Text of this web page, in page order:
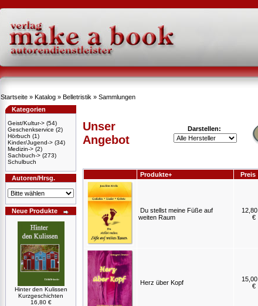
Startseite » Katalog » Belletristik » Sammlungen
Kategorien
Geist/Kultur-> (54)
Geschenkservice (2)
Hörbuch (1)
Kinder/Jugend-> (34)
Medizin-> (2)
Sachbuch-> (273)
Schulbuch
Autoren/Hrsg.
Neue Produkte
Hinter den Kulissen
Kurzgeschichten
16,80 €
Unser
Angebot
Darstellen:
Produkte+ Preis
Du stellst meine Füße auf
weiten Raum
12,80
€
Herz über Kopf
15,00
€